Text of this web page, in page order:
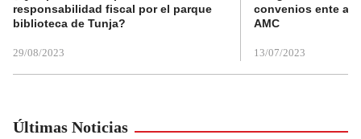
responsabilidad fiscal por el parque
biblioteca de Tunja?
29/08/2023
convenios ente
AMC
13/07/2023
Últimas Noticias